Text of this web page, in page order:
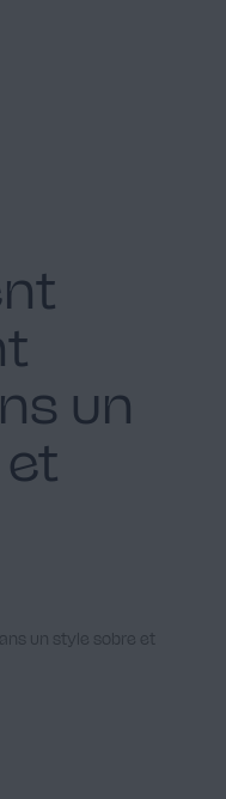
un
un style sobre et